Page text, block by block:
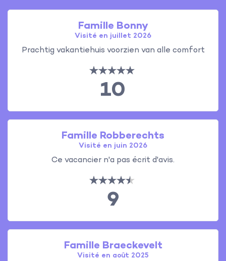
Famille Bonny
Visité en juillet 2026
Prachtig vakantiehuis voorzien van alle comfort
10
Famille Robberechts
Visité en juin 2026
Ce vacancier n'a pas écrit d'avis.
9
Famille Braeckevelt
Visité en août 2025